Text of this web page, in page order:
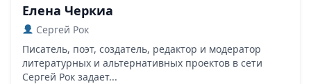
Елена Черкиа
Сергей Рок
Писатель, поэт, создатель, редактор и модератор
литературных и альтернативных проектов в сети
Сергей Рок задает...